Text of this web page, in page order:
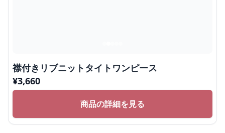
襟付きリブニットタイトワンピース
¥3,660
商品の詳細を見る